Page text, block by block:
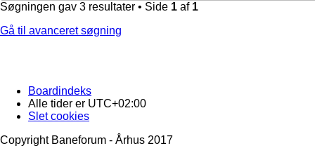
Søgningen gav 3 resultater • Side 1 af 1
Gå til avanceret søgning
Boardindeks
Alle tider er UTC+02:00
Slet cookies
Copyright Baneforum - Århus 2017